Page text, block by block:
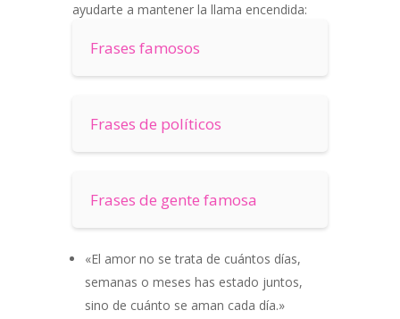
ayudarte a mantener la llama encendida:
Frases famosos
Frases de políticos
Frases de gente famosa
«El amor no se trata de cuántos días,
semanas o meses has estado juntos,
sino de cuánto se aman cada día.»